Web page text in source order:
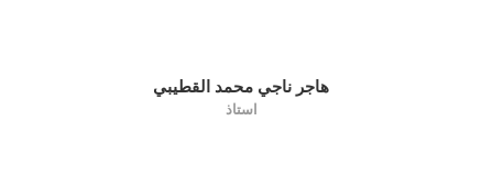
هاجر ناجي محمد القطيبي
استاذ